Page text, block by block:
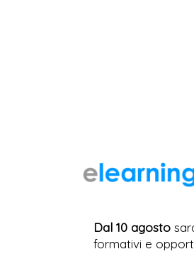
Dal 10 agosto
formativi e